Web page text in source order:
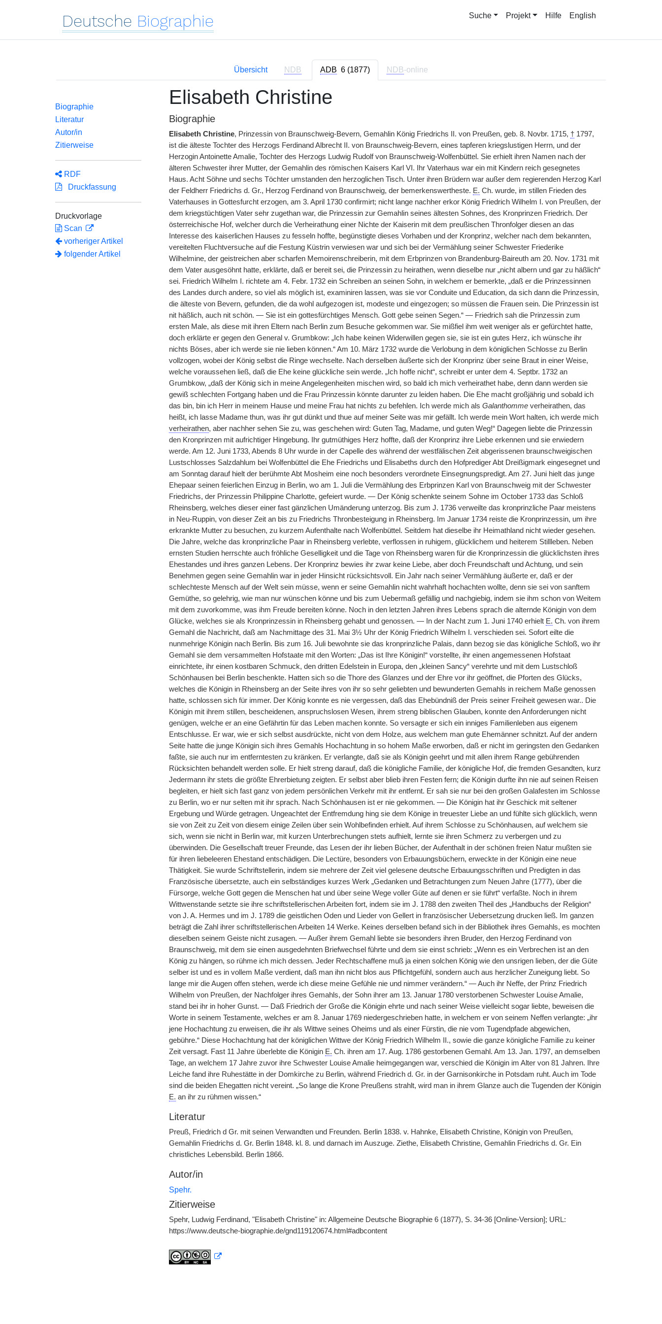
Deutsche Biographie Suche Projekt Hilfe English
Übersicht NDB ADB 6 (1877) NDB-online
Biographie
Literatur
Autor/in
Zitierweise
RDF
Druckfassung
Druckvorlage
Scan
vorheriger Artikel
folgender Artikel
Elisabeth Christine
Biographie
Elisabeth Christine, Prinzessin von Braunschweig-Bevern, Gemahlin König Friedrichs II. von Preußen, geb. 8. Novbr. 1715, †1797,
ist die älteste Tochter des Herzogs Ferdinand Albrecht II. von Braunschweig-Bevern, eines tapferen kriegslustigen Herrn, und der
Herzogin Antoinette Amalie, Tochter des Herzogs Ludwig Rudolf von Braunschweig-Wolfenbüttel. Sie erhielt ihren Namen nach der
älteren Schwester ihrer Mutter, der Gemahlin des römischen Kaisers Karl VI. Ihr Vaterhaus war ein mit Kindern reich gesegnetes
Haus. Acht Söhne und sechs Töchter umstanden den herzoglichen Tisch. Unter ihren Brüdern war außer dem regierenden Herzog Karl
der Feldherr Friedrichs d. Gr., Herzog Ferdinand von Braunschweig, der bemerkenswertheste. E. Ch. wurde, im stillen Frieden des
Vaterhauses in Gottesfurcht erzogen, am 3. April 1730 confirmirt; nicht lange nachher erkor König Friedrich Wilhelm I. von Preußen, der
dem kriegstüchtigen Vater sehr zugethan war, die Prinzessin zur Gemahlin seines ältesten Sohnes, des Kronprinzen Friedrich. Der
österreichische Hof, welcher durch die Verheirathung einer Nichte der Kaiserin mit dem preußischen Thronfolger diesen an das
Interesse des kaiserlichen Hauses zu fesseln hoffte, begünstigte dieses Vorhaben und der Kronprinz, welcher nach dem bekannten,
vereitelten Fluchtversuche auf die Festung Küstrin verwiesen war und sich bei der Vermählung seiner Schwester Friederike
Wilhelmine, der geistreichen aber scharfen Memoirenschreiberin, mit dem Erbprinzen von Brandenburg-Baireuth am 20. Nov. 1731 mit
dem Vater ausgesöhnt hatte, erklärte, daß er bereit sei, die Prinzessin zu heirathen, wenn dieselbe nur „nicht albern und gar zu häßlich“
sei. Friedrich Wilhelm I. richtete am 4. Febr. 1732 ein Schreiben an seinen Sohn, in welchem er bemerkte, „daß er die Prinzessinnen
des Landes durch andere, so viel als möglich ist, examiniren lassen, was sie vor Conduite und Education, da sich dann die Prinzessin,
die älteste von Bevern, gefunden, die da wohl aufgezogen ist, modeste und eingezogen; so müssen die Frauen sein. Die Prinzessin ist
nit häßlich, auch nit schön. — Sie ist ein gottesfürchtiges Mensch. Gott gebe seinen Segen.“ — Friedrich sah die Prinzessin zum
ersten Male, als diese mit ihren Eltern nach Berlin zum Besuche gekommen war. Sie mißfiel ihm weit weniger als er gefürchtet hatte,
doch erklärte er gegen den General v. Grumbkow: „Ich habe keinen Widerwillen gegen sie, sie ist ein gutes Herz, ich wünsche ihr
nichts Böses, aber ich werde sie nie lieben können.“ Am 10. März 1732 wurde die Verlobung in dem königlichen Schlosse zu Berlin
vollzogen, wobei der König selbst die Ringe wechselte. Nach derselben äußerte sich der Kronprinz über seine Braut in einer Weise,
welche voraussehen ließ, daß die Ehe keine glückliche sein werde. „Ich hoffe nicht“, schreibt er unter dem 4. Septbr. 1732 an
Grumbkow, „daß der König sich in meine Angelegenheiten mischen wird, so bald ich mich verheirathet habe, denn dann werden sie
gewiß schlechten Fortgang haben und die Frau Prinzessin könnte darunter zu leiden haben. Die Ehe macht großjährig und sobald ich
das bin, bin ich Herr in meinem Hause und meine Frau hat nichts zu befehlen. Ich werde mich als Galanthommeverheirathen, das
heißt, ich lasse Madame thun, was ihr gut dünkt und thue auf meiner Seite was mir gefällt. Ich werde mein Wort halten, ich werde mich
verheirathen, aber nachher sehen Sie zu, was geschehen wird: Guten Tag, Madame, und guten Weg!“ Dagegen liebte die Prinzessin
den Kronprinzen mit aufrichtiger Hingebung. Ihr gutmüthiges Herz hoffte, daß der Kronprinz ihre Liebe erkennen und sie erwiedern
werde. Am 12. Juni 1733, Abends 8 Uhr wurde in der Capelle des während der westfälischen Zeit abgerissenen braunschweigischen
Lustschlosses Salzdahlum bei Wolfenbüttel die Ehe Friedrichs und Elisabeths durch den Hofprediger Abt Dreißigmark eingesegnet und
am Sonntag darauf hielt der berühmte Abt Mosheim eine noch besonders verordnete Einsegnungspredigt. Am 27. Juni hielt das junge
Ehepaar seinen feierlichen Einzug in Berlin, wo am 1. Juli die Vermählung des Erbprinzen Karl von Braunschweig mit der Schwester
Friedrichs, der Prinzessin Philippine Charlotte, gefeiert wurde. — Der König schenkte seinem Sohne im October 1733 das Schloß
Rheinsberg, welches dieser einer fast gänzlichen Umänderung unterzog. Bis zum J. 1736 verweilte das kronprinzliche Paar meistens
in Neu-Ruppin, von dieser Zeit an bis zu Friedrichs Thronbesteigung in Rheinsberg. Im Januar 1734 reiste die Kronprinzessin, um ihre
erkrankte Mutter zu besuchen, zu kurzem Aufenthalte nach Wolfenbüttel. Seitdem hat dieselbe ihr Heimathland nicht wieder gesehen.
Die Jahre, welche das kronprinzliche Paar in Rheinsberg verlebte, verflossen in ruhigem, glücklichem und heiterem Stillleben. Neben
ernsten Studien herrschte auch fröhliche Geselligkeit und die Tage von Rheinsberg waren für die Kronprinzessin die glücklichsten ihres
Ehestandes und ihres ganzen Lebens. Der Kronprinz bewies ihr zwar keine Liebe, aber doch Freundschaft und Achtung, und sein
Benehmen gegen seine Gemahlin war in jeder Hinsicht rücksichtsvoll. Ein Jahr nach seiner Vermählung äußerte er, daß er der
schlechteste Mensch auf der Welt sein müsse, wenn er seine Gemahlin nicht wahrhaft hochachten wollte, denn sie sei von sanftem
Gemüthe, so gelehrig, wie man nur wünschen könne und bis zum Uebermaß gefällig und nachgiebig, indem sie ihm schon von Weitem
mit dem zuvorkomme, was ihm Freude bereiten könne. Noch in den letzten Jahren ihres Lebens sprach die alternde Königin von dem
Glücke, welches sie als Kronprinzessin in Rheinsberg gehabt und genossen. — In der Nacht zum 1. Juni 1740 erhielt E. Ch. von ihrem
Gemahl die Nachricht, daß am Nachmittage des 31. Mai 3½ Uhr der König Friedrich Wilhelm I. verschieden sei. Sofort eilte die
nunmehrige Königin nach Berlin. Bis zum 16. Juli bewohnte sie das kronprinzliche Palais, dann bezog sie das königliche Schloß, wo ihr
Gemahl sie dem versammelten Hofstaate mit den Worten: „Das ist Ihre Königin!“ vorstellte, ihr einen angemessenen Hofstaat
einrichtete, ihr einen kostbaren Schmuck, den dritten Edelstein in Europa, den „kleinen Sancy“ verehrte und mit dem Lustschloß
Schönhausen bei Berlin beschenkte. Hatten sich so die Thore des Glanzes und der Ehre vor ihr geöffnet, die Pforten des Glücks,
welches die Königin in Rheinsberg an der Seite ihres von ihr so sehr geliebten und bewunderten Gemahls in reichem Maße genossen
hatte, schlossen sich für immer. Der König konnte es nie vergessen, daß das Ehebündniß der Preis seiner Freiheit gewesen war.. Die
Königin mit ihrem stillen, bescheidenen, anspruchslosen Wesen, ihrem streng biblischen Glauben, konnte den Anforderungen nicht
genügen, welche er an eine Gefährtin für das Leben machen konnte. So versagte er sich ein inniges Familienleben aus eigenem
Entschlusse. Er war, wie er sich selbst ausdrückte, nicht von dem Holze, aus welchem man gute Ehemänner schnitzt. Auf der andern
Seite hatte die junge Königin sich ihres Gemahls Hochachtung in so hohem Maße erworben, daß er nicht im geringsten den Gedanken
faßte, sie auch nur im entferntesten zu kränken. Er verlangte, daß sie als Königin geehrt und mit allen ihrem Range gebührenden
Rücksichten behandelt werden solle. Er hielt streng darauf, daß die königliche Familie, der königliche Hof, die fremden Gesandten, kurz
Jedermann ihr| stets die größte Ehrerbietung zeigten. Er selbst aber blieb ihren Festen fern; die Königin durfte ihn nie auf seinen Reisen
begleiten, er hielt sich fast ganz von jedem persönlichen Verkehr mit ihr entfernt. Er sah sie nur bei den großen Galafesten im Schlosse
zu Berlin, wo er nur selten mit ihr sprach. Nach Schönhausen ist er nie gekommen. — Die Königin hat ihr Geschick mit seltener
Ergebung und Würde getragen. Ungeachtet der Entfremdung hing sie dem Könige in treuester Liebe an und fühlte sich glücklich, wenn
sie von Zeit zu Zeit von diesem einige Zeilen über sein Wohlbefinden erhielt. Auf ihrem Schlosse zu Schönhausen, auf welchem sie
sich, wenn sie nicht in Berlin war, mit kurzen Unterbrechungen stets aufhielt, lernte sie ihren Schmerz zu verbergen und zu
überwinden. Die Gesellschaft treuer Freunde, das Lesen der ihr lieben Bücher, der Aufenthalt in der schönen freien Natur mußten sie
für ihren liebeleeren Ehestand entschädigen. Die Lectüre, besonders von Erbauungsbüchern, erweckte in der Königin eine neue
Thätigkeit. Sie wurde Schriftstellerin, indem sie mehrere der Zeit viel gelesene deutsche Erbauungsschriften und Predigten in das
Französische übersetzte, auch ein selbständiges kurzes Werk „Gedanken und Betrachtungen zum Neuen Jahre (1777), über die
Fürsorge, welche Gott gegen die Menschen hat und über seine Wege voller Güte auf denen er sie führt“ verfaßte. Noch in ihrem
Wittwenstande setzte sie ihre schriftstellerischen Arbeiten fort, indem sie im J. 1788 den zweiten Theil des „Handbuchs der Religion“
von J. A. Hermes und im J. 1789 die geistlichen Oden und Lieder von Gellert in französischer Uebersetzung drucken ließ. Im ganzen
beträgt die Zahl ihrer schriftstellerischen Arbeiten 14 Werke. Keines derselben befand sich in der Bibliothek ihres Gemahls, es mochten
dieselben seinem Geiste nicht zusagen. — Außer ihrem Gemahl liebte sie besonders ihren Bruder, den Herzog Ferdinand von
Braunschweig, mit dem sie einen ausgedehnten Briefwechsel führte und dem sie einst schrieb: „Wenn es ein Verbrechen ist an den
König zu hängen, so rühme ich mich dessen. Jeder Rechtschaffene muß ja einen solchen König wie den unsrigen lieben, der die Güte
selber ist und es in vollem Maße verdient, daß man ihn nicht blos aus Pflichtgefühl, sondern auch aus herzlicher Zuneigung liebt. So
lange mir die Augen offen stehen, werde ich diese meine Gefühle nie und nimmer verändern.“ — Auch ihr Neffe, der Prinz Friedrich
Wilhelm von Preußen, der Nachfolger ihres Gemahls, der Sohn ihrer am 13. Januar 1780 verstorbenen Schwester Louise Amalie,
stand bei ihr in hoher Gunst. — Daß Friedrich der Große die Königin ehrte und nach seiner Weise vielleicht sogar liebte, beweisen die
Worte in seinem Testamente, welches er am 8. Januar 1769 niedergeschrieben hatte, in welchem er von seinem Neffen verlangte: „ihr
jene Hochachtung zu erweisen, die ihr als Wittwe seines Oheims und als einer Fürstin, die nie vom Tugendpfade abgewichen,
gebühre.“ Diese Hochachtung hat der königlichen Wittwe der König Friedrich Wilhelm II., sowie die ganze königliche Familie zu keiner
Zeit versagt. Fast 11 Jahre überlebte die Königin E. Ch. ihren am 17. Aug. 1786 gestorbenen Gemahl. Am 13. Jan. 1797, an demselben
Tage, an welchem 17 Jahre zuvor ihre Schwester Louise Amalie heimgegangen war, verschied die Königin im Alter von 81 Jahren. Ihre
Leiche fand ihre Ruhestätte in der Domkirche zu Berlin, während Friedrich d. Gr. in der Garnisonkirche in Potsdam ruht. Auch im Tode
sind die beiden Ehegatten nicht vereint. „So lange die Krone Preußens strahlt, wird man in ihrem Glanze auch die Tugenden der Königin
E. an ihr zu rühmen wissen.“
Literatur
Preuß, Friedrich d Gr. mit seinen Verwandten und Freunden. Berlin 1838. v. Hahnke, Elisabeth Christine, Königin von Preußen,
Gemahlin Friedrichs d. Gr. Berlin 1848. kl. 8. und darnach im Auszuge. Ziethe, Elisabeth Christine, Gemahlin Friedrichs d. Gr. Ein
christliches Lebensbild. Berlin 1866.
Autor/in
Spehr.
Zitierweise
Spehr, Ludwig Ferdinand, "Elisabeth Christine" in: Allgemeine Deutsche Biographie 6 (1877), S. 34-36 [Online-Version]; URL:
https://www.deutsche-biographie.de/gnd119120674.html#adbcontent